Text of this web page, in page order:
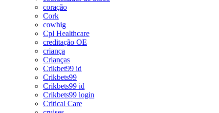
coração
Cork
cowhig
Cpl Healthcare
creditação OE
criança
Crianças
Crikbet99 id
Crikbets99
Crikbets99 id
Crikbets99 login
Critical Care